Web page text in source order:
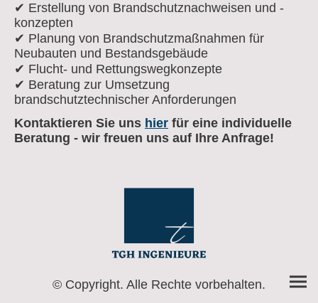
✔ Erstellung von Brandschutznachweisen und -
konzepten
✔ Planung von Brandschutzmaßnahmen für
Neubauten und Bestandsgebäude
✔ Flucht- und Rettungswegkonzepte
✔ Beratung zur Umsetzung
brandschutztechnischer Anforderungen
Kontaktieren Sie uns hier für eine individuelle
Beratung - wir freuen uns auf Ihre Anfrage!
© Copyright. Alle Rechte vorbehalten.